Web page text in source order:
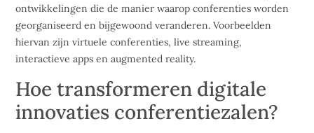
ontwikkelingen die de manier waarop conferenties worden
georganiseerd en bijgewoond veranderen. Voorbeelden
hiervan zijn virtuele conferenties, live streaming,
interactieve apps en augmented reality.
Hoe transformeren digitale
innovaties conferentiezalen?